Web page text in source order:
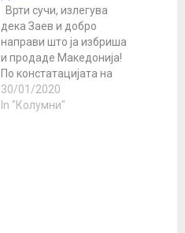
Врти сучи, излегува
дека Заев и добро
направи што ја избриша
и продаде Македонија!
По констатацијата на
врхушката на вмровци
дека никој нема да
30/01/2020
In "Колумни"